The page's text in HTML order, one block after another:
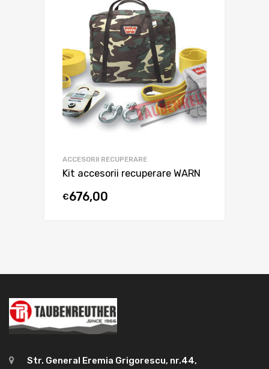
ACCESORII RECUPERARE
Kit accesorii recuperare WARN
€676,00
Str. General Eremia Grigorescu, nr.44,